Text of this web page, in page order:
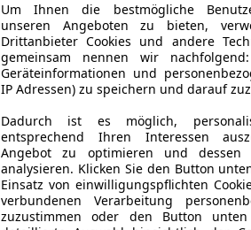
Um Ihnen die bestmögliche
unseren Angeboten zu bieten,
Drittanbieter Cookies und andere
gemeinsam nennen wir
Geräteinformationen und
IP Adressen) zu speichern und darauf
Dadurch ist es möglich,
entsprechend Ihren Interessen
Angebot zu optimieren und dessen
analysieren. Klicken Sie den Button
Einsatz von einwilligungspflichten
verbundenen Verarbeitung
zuzustimmen oder den Button